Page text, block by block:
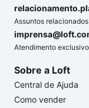
Assuntos
Atendimento
Sobre a Loft
Central de Ajuda
Como vender